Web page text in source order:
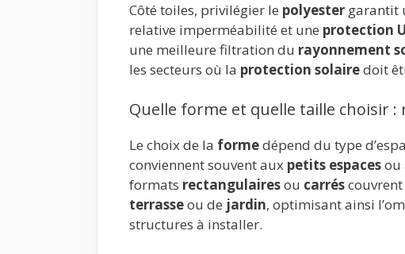
Côté toiles, privilégier le polyester garantit
relative imperméabilité et une protection
une meilleure filtration du rayonnement
les secteurs où la protection solairedoit
Quelle forme et quelle taille choisir
Le choix de la formedépend du type
conviennent souvent aux petits espacesou
formats rectangulairesou carrés
terrasseou de jardin, optimisant ainsi
structures à installer.